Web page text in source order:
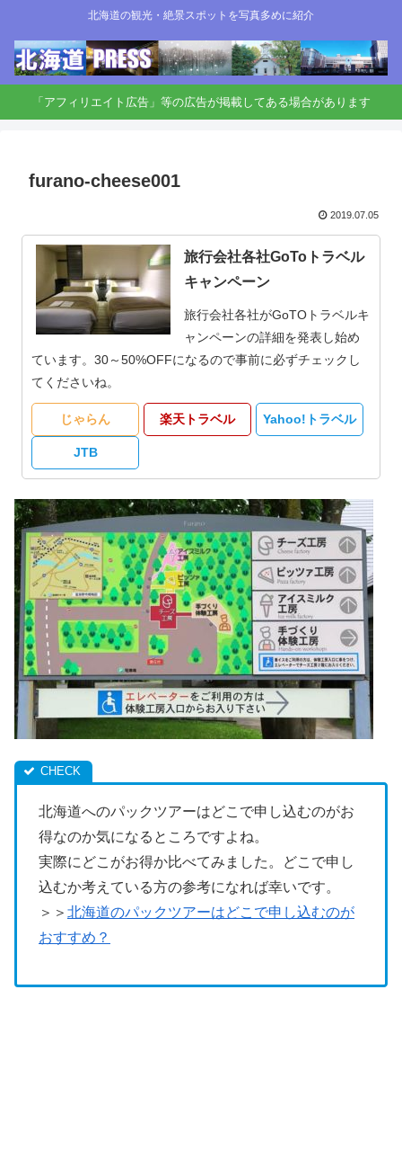
北海道の観光・絶景スポットを写真多めに紹介
「アフィリエイト広告」等の広告が掲載してある場合があります
furano-cheese001
2019.07.05
旅行会社各社GoToトラベル
キャンペーン
旅行会社各社がGoTOトラベルキ
ャンペーンの詳細を発表し始め
ています。30～50%OFFになるので事前に必ずチェックし
てくださいね。
じゃらん 楽天トラベル Yahoo!トラベル
JTB
北海道へのパックツアーはどこで申し込むのがお
得なのか気になるところですよね。
実際にどこがお得か比べてみました。どこで申し
込むか考えている方の参考になれば幸いです。
＞＞ 北海道のパックツアーはどこで申し込むのが
おすすめ？